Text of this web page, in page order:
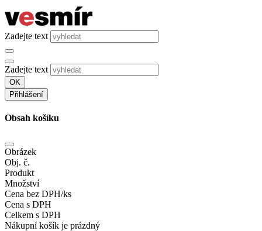
Zadejte text
Zadejte text
OK
Přihlášení
Obsah košíku
Obrázek
Obj. č.
Produkt
Množství
Cena bez DPH/ks
Cena s DPH
Celkem s DPH
Nákupní košík je prázdný